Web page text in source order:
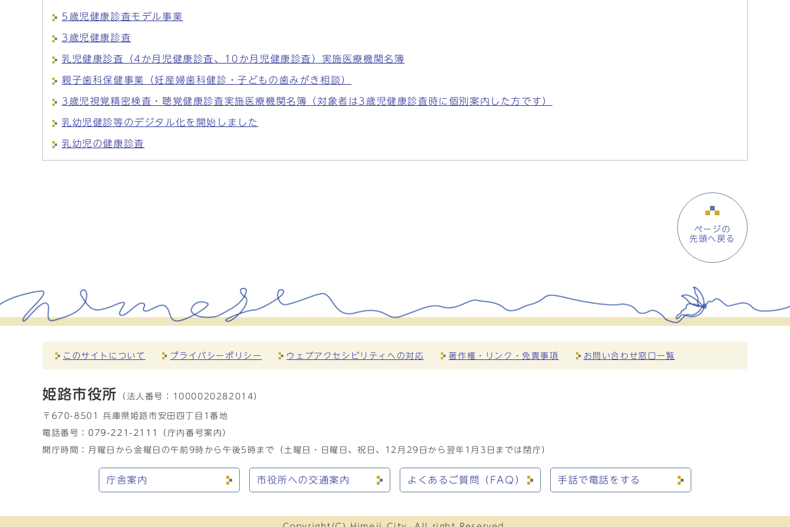
5歳児健康診査モデル事業
3歳児健康診査
乳児健康診査（4か月児健康診査、10か月児健康診査）実施医療機関名簿
親子歯科保健事業（妊産婦歯科健診・子どもの歯みがき相談）
3歳児視覚精密検査・聴覚健康診査実施医療機関名簿（対象者は3歳児健康診査時に個別案内した方です）
乳幼児健診等のデジタル化を開始しました
乳幼児の健康診査
ページの
先頭へ戻る
このサイトについて プライバシーポリシー ウェブアクセシビリティへの対応 著作権・リンク・免責事項 お問い合わせ窓口一覧
姫路市役所 （法人番号： 1000020282014）
〒670-8501 兵庫県姫路市安田四丁目1番地
電話番号： 079-221-2111
（庁内番号案内）
開庁時間：月曜日から金曜日の午前9時から午後5時まで（土曜日・日曜日、祝日、12月29日から翌年1月3日までは閉庁）
庁舎案内 市役所への交通案内 よくあるご質問（FAQ） 手話で電話をする